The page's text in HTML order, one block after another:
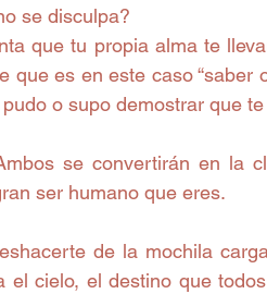
se disculpa?
que tu propia alma te
que es en este caso “saber
o supo demostrar que
se convertirán en la
ser humano que eres.
de la mochila
cielo, el destino que